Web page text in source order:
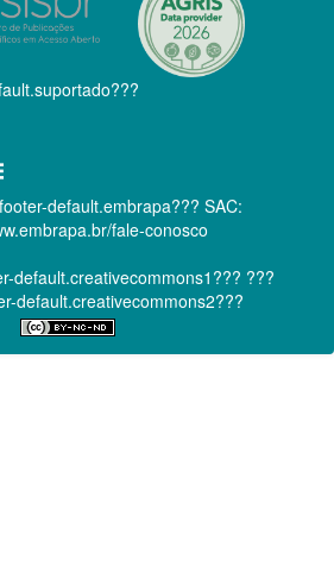
default.embrapa??? SAC:
fale-conosco
default.creativecommons1??? ???
default.creativecommons2???